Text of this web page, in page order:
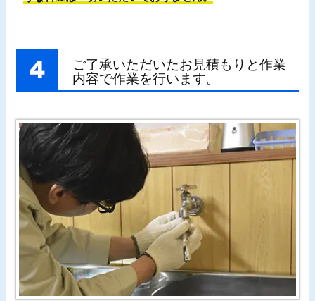
ご了承いただいたお見積もりと作業
内容で作業を行います。